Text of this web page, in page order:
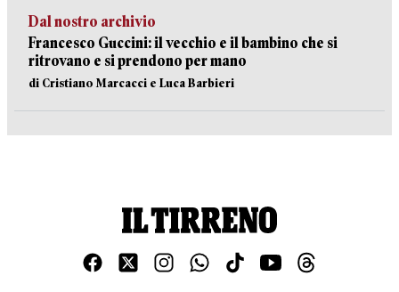
Dal nostro archivio
Francesco Guccini: il vecchio e il bambino che si
ritrovano e si prendono per mano
di Cristiano Marcacci e Luca Barbieri